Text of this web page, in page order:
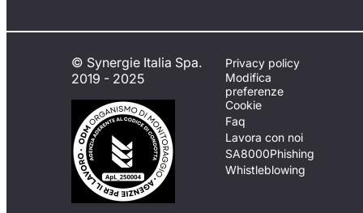
© Synergie Italia Spa.
2019 - 2025
Privacy policy
Modifica
preferenze
Cookie
Faq
Lavora con noi
SA8000Phishing
Whistleblowing